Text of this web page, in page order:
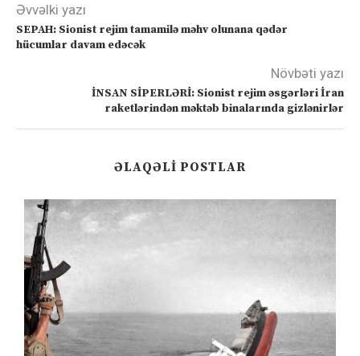
Əvvəlki yazı
SEPAH: Sionist rejim tamamilə məhv olunana qədər
hücumlar davam edəcək
Növbəti yazı
İNSAN SİPERLƏRİ: Sionist rejim əsgərləri İran
raketlərindən məktəb binalarında gizlənirlər
ƏLAQƏLI POSTLAR